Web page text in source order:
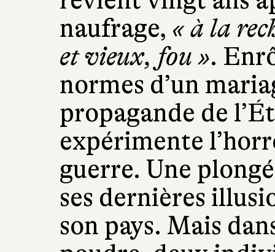
naufrage, « à la
et vieux, fou ».
normes d’un
propagande de
expérimente
guerre. Une
ses dernières
son pays. Mais